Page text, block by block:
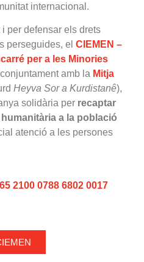
internacional.
i per defensar els drets
perseguides, el CIEMEN –
per a les Minories
amb la Mitja
Heyva Sor a Kurdistanê),
solidària per recaptar
a la població
atenció a les persones
2100 0788 6802 0017